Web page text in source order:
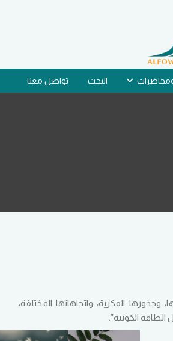
البحث تواصل معنا
الفكرية، واتجاهاتها المختلفة،
الكونية”.